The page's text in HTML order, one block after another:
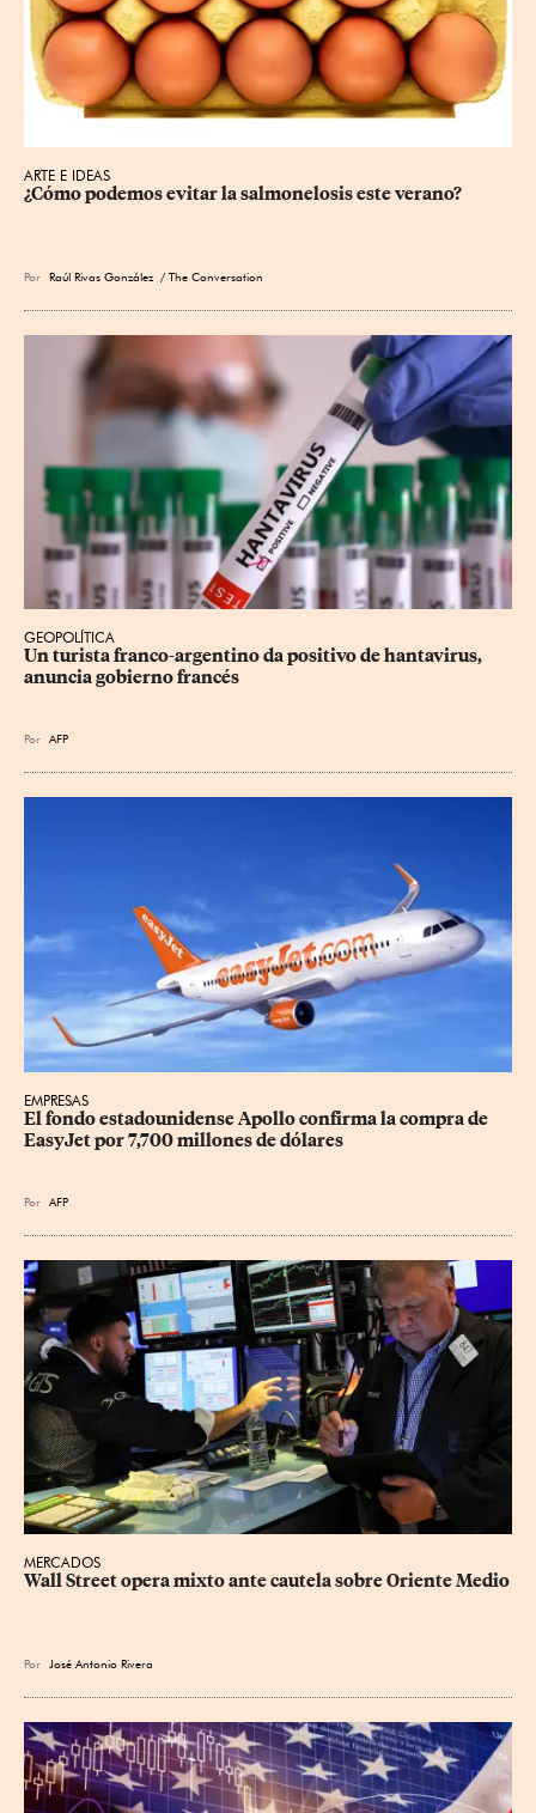
ARTE E IDEAS
¿Cómo podemos evitar la salmonelosis este verano?
Por Raúl Rivas González / The Conversation
GEOPOLÍTICA
Un turista franco-argentino da positivo de hantavirus,
anuncia gobierno francés
Por AFP
EMPRESAS
El fondo estadounidense Apollo confirma la compra de
EasyJet por 7,700 millones de dólares
Por AFP
MERCADOS
Wall Street opera mixto ante cautela sobre Oriente Medio
Por José Antonio Rivera